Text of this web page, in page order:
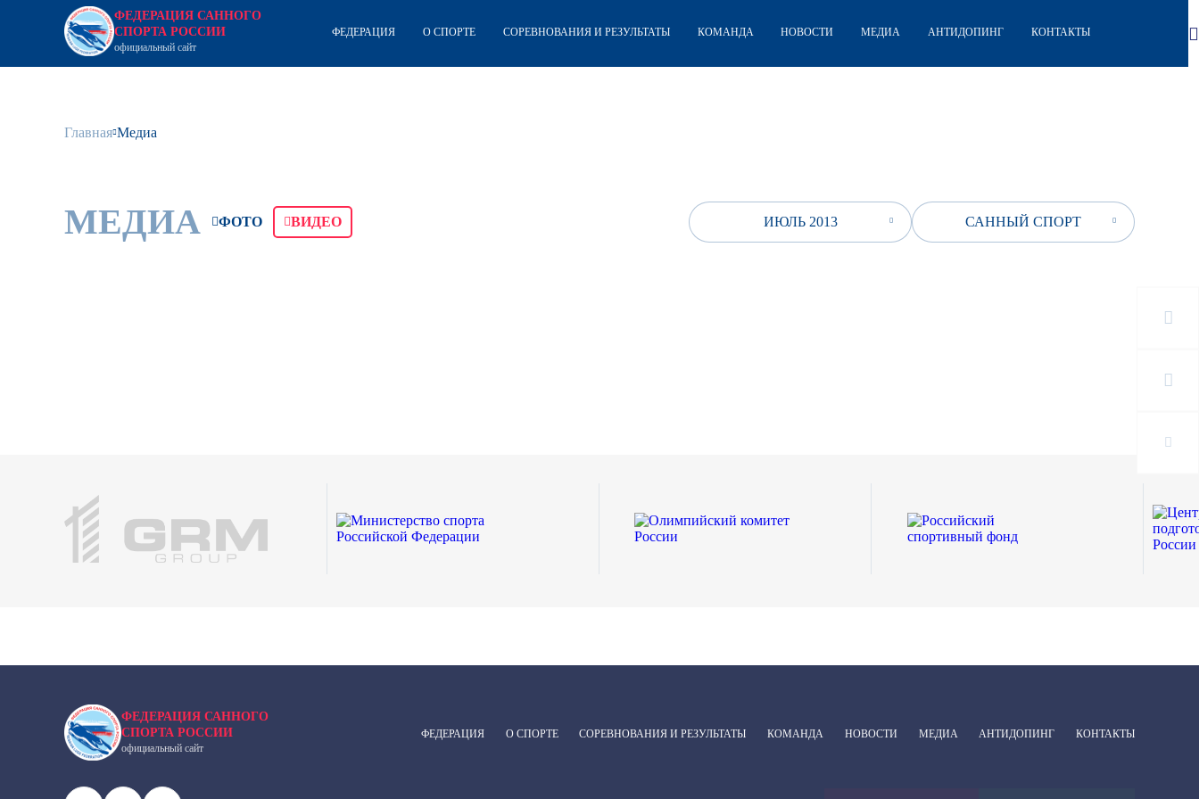
ФЕДЕРАЦИЯ САННОГО
СПОРТА РОССИИ
официальный сайт
ФЕДЕРАЦИЯ О СПОРТЕ СОРЕВНОВАНИЯ И РЕЗУЛЬТАТЫ КОМАНДА НОВОСТИ МЕДИА АНТИДОПИНГ КОНТАКТЫ
Главная Медиа
МЕДИА ФОТО ВИДЕО ИЮЛЬ 2013 САННЫЙ СПОРТ
ФЕДЕРАЦИЯ САННОГО
СПОРТА РОССИИ
официальный сайт
ФЕДЕРАЦИЯ О СПОРТЕ СОРЕВНОВАНИЯ И РЕЗУЛЬТАТЫ КОМАНДА НОВОСТИ МЕДИА АНТИДОПИНГ КОНТАКТЫ